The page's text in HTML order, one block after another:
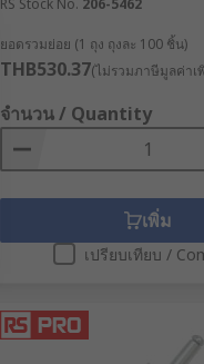
RS Stock No. 206-5462
ยอดรวมย่อย (1 ถุง ถุงละ 100 ชิ้น)
THB530.37(ไม่รวมภาษีมูลค่าเ
จำนวน / Quantity
เพิ่ม
เปรียบเทียบ /